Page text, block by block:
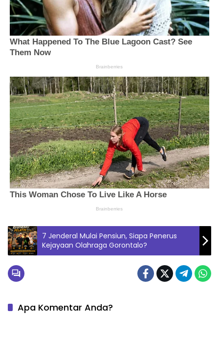
7 Jenderal Mulai Pensiun, Siapa Penerus
Kejayaan Olahraga Gorontalo?
Apa Komentar Anda?